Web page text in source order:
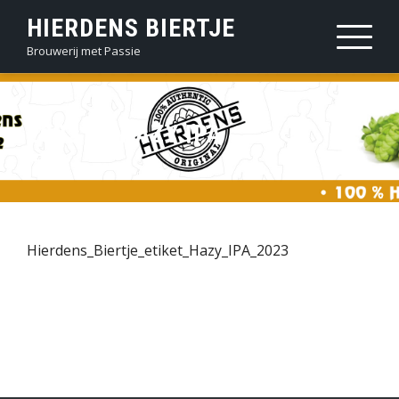
over
ga
naar
inhoud
HIERDENS BIERTJE
Brouwerij met Passie
2023 12 HAZY IPA
Hierdens_Biertje_etiket_Hazy_IPA_2023